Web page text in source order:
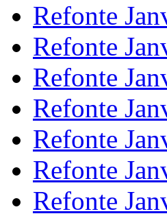
Refonte
Refonte
Refonte
Refonte
Refonte
Refonte
Refonte